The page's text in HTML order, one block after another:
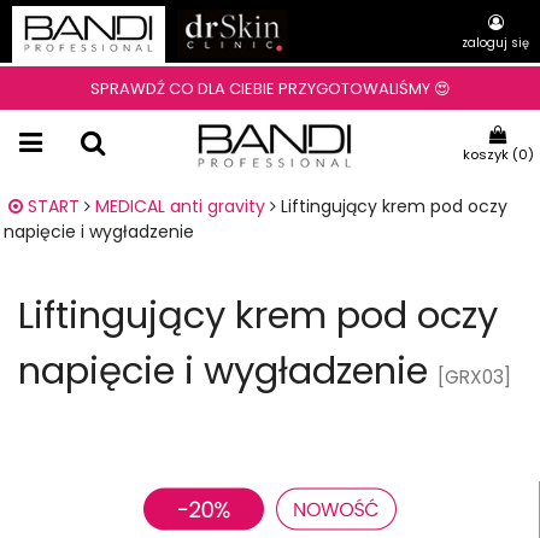
zaloguj się
SPRAWDŹ CO DLA CIEBIE PRZYGOTOWALIŚMY 😍
koszyk (0)
START MEDICAL anti gravity
Liftingujący krem pod oczy
napięcie i wygładzenie
Liftingujący krem pod oczy
napięcie i wygładzenie [GRX03]